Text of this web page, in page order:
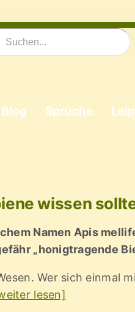
Sprüche
wissen
Namen Apis
„honigtragende
Wer sich einmal
lesen]